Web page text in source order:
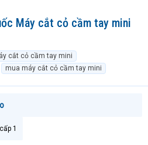
Máy cắt cỏ cầm tay mini
cắt cỏ cầm tay mini
mua máy cắt cỏ cầm tay mini
1